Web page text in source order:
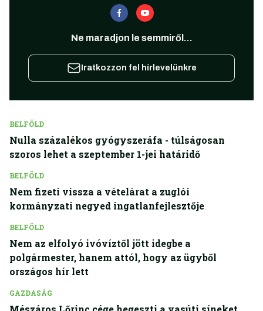
Ne maradjon le semmiről...
Iratkozzon fel hírlevelünkre
BELFÖLD
Nulla százalékos gyógyszeráfa - túlságosan
szoros lehet a szeptember 1-jei határidő
BELFÖLD
Nem fizeti vissza a vételárat a zuglói
kormányzati negyed ingatlanfejlesztője
BELFÖLD
Nem az elfolyó ivóvíztől jött idegbe a
polgármester, hanem attól, hogy az ügyből
országos hír lett
GAZDASÁG